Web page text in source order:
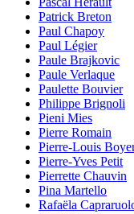
Patrick Breton
Paul Chapoy
Paul Légier
Paule Brajkovic
Paule Verlaque
Paulette Bouvier
Philippe Brignoli
Pieni Mies
Pierre Romain
Pierre-Louis
Pierre-Yves Petit
Pierrette Chauvin
Pina Martello
Rafaëla